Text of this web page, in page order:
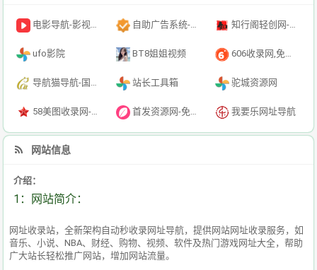
电影导航-影视导航-电影搜索-影视搜索-电影站收录 自助广告系统-自助广告源码-自助投放广告插件 知行阁轻创网-分享网络赚钱项目-全网首发副业项目实操平台-副业创业项目网
ufo影院 BT8姐姐视频 606收录网,免费自动秒收录网址,提供自动收录,网站导航大全源码,自动链,友情链接交换。
导航猫导航-国内专业的技术资源网分类平台 站长工具箱 驼城资源网
58美图收录网-自动收录网站-流量交换-自动链 首发资源网-免费资源下载-最新php源码下载-热门资源下载 我要乐网址导航
网站信息
介绍：
1：网站简介：
网址收录站，全新架构自动秒收录网址导航，提供网站网址收录服务，如
音乐、小说、NBA、财经、购物、视频、软件及热门游戏网址大全，帮助
广大站长轻松推广网站，增加网站流量。